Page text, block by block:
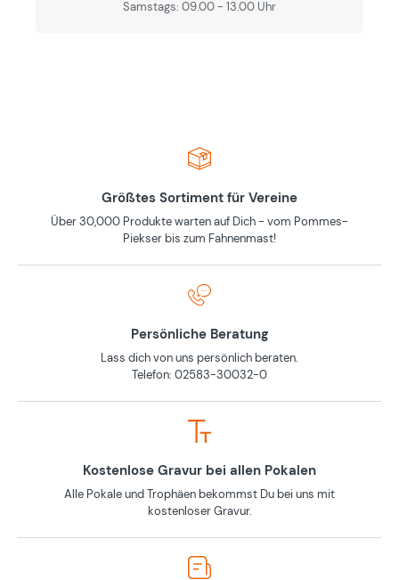
Samstags: 09.00 - 13.00 Uhr
Größtes Sortiment für Vereine
Über 30,000 Produkte warten auf Dich - vom Pommes-
Piekser bis zum Fahnenmast!
Persönliche Beratung
Lass dich von uns persönlich beraten.
Telefon: 02583-30032-0
Kostenlose Gravur bei allen Pokalen
Alle Pokale und Trophäen bekommst Du bei uns mit
kostenloser Gravur.